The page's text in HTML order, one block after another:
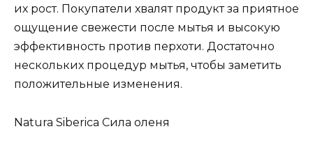
их рост. Покупатели хвалят продукт за приятное
ощущение свежести после мытья и высокую
эффективность против перхоти. Достаточно
нескольких процедур мытья, чтобы заметить
положительные изменения.
Natura Siberica Сила оленя